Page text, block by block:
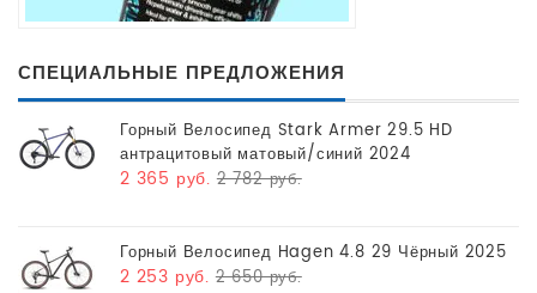
СПЕЦИАЛЬНЫЕ ПРЕДЛОЖЕНИЯ
Горный Велосипед Stark Armer 29.5 HD
антрацитовый матовый/синий 2024
2 365 руб.2 782 руб.
Горный Велосипед Hagen 4.8 29 Чёрный 2025
2 253 руб.2 650 руб.